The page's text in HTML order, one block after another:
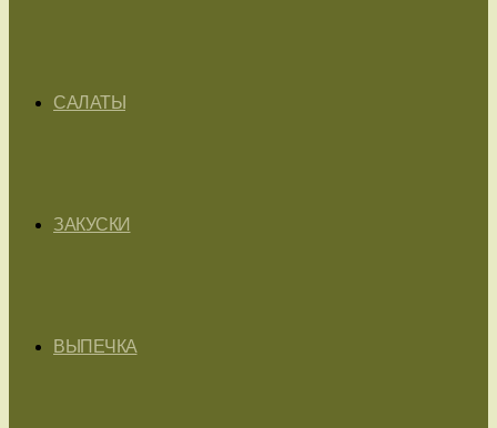
САЛАТЫ
ЗАКУСКИ
ВЫПЕЧКА